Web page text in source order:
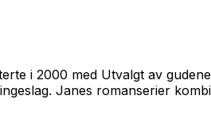
i 2000 med Utvalgt av gudene
. Janes romanserier